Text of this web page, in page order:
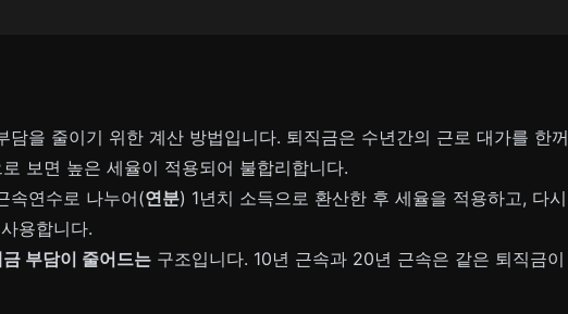
담을 줄이기 위한 계산 방법입니다. 퇴직금은 수년간의 근로 대가를 한꺼
보면 높은 세율이 적용되어 불합리합니다.
속연수로 나누어(연분) 1년치 소득으로 환산한 후 세율을 적용하고, 다시
용합니다.
부담이 줄어드는 구조입니다. 10년 근속과 20년 근속은 같은 퇴직금이